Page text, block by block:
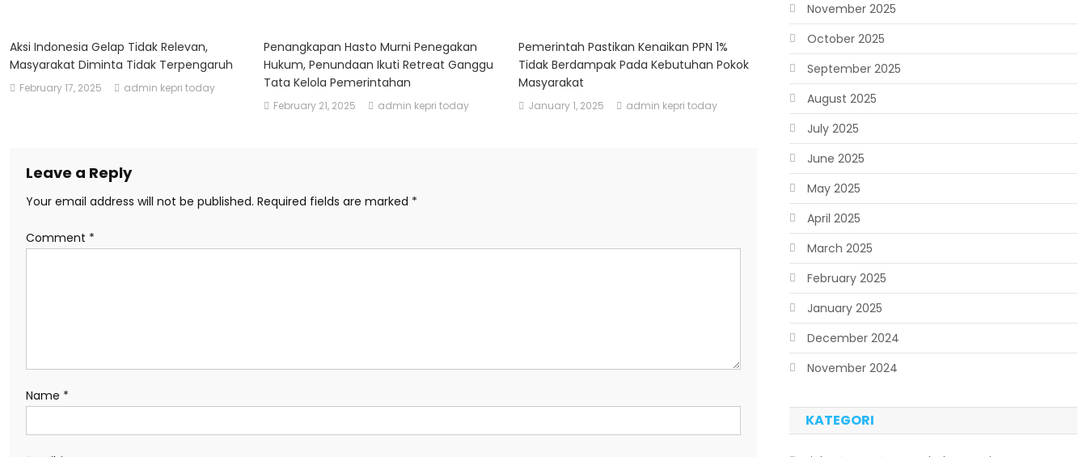
Aksi Indonesia Gelap Tidak Relevan,
Masyarakat Diminta Tidak Terpengaruh
February 17, 2025 admin kepri today
Penangkapan Hasto Murni Penegakan
Hukum, Penundaan Ikuti Retreat Ganggu
Tata Kelola Pemerintahan
February 21, 2025 admin kepri today
Pemerintah Pastikan Kenaikan PPN 1%
Tidak Berdampak Pada Kebutuhan Pokok
Masyarakat
January 1, 2025 admin kepri today
Leave a Reply
Your email address will not be published. Required fields are marked *
Comment *
Name *
November 2025
October 2025
September 2025
August 2025
July 2025
June 2025
May 2025
April 2025
March 2025
February 2025
January 2025
December 2024
November 2024
KATEGORI